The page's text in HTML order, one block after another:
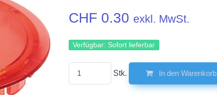
CHF 0.30 exkl. MwSt.
Verfügbar: Sofort lieferbar
Stk. In den Warenkorb